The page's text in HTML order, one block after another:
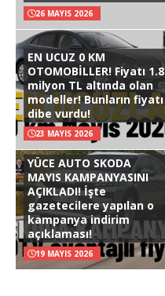
26 MAYIS 2026
EN UCUZ 0 KM
OTOMOBİLLER! Fiyatı 1.8
milyon TL altında olan
modeller! Bunların fiyatı
dibe vurdu!
23 MAYIS 2026
YÜCE AUTO SKODA
MAYIS KAMPANYASINI
AÇIKLADI! İşte
gazetecilere yapılan o
kampanya indirim
açıklaması!
19 MAYIS 2026